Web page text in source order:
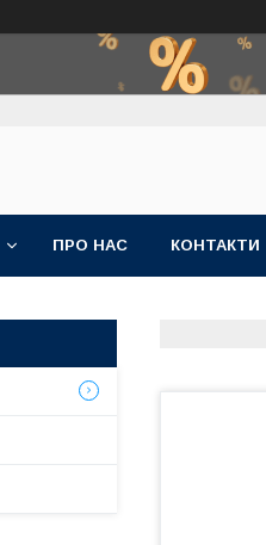
ПРО НАС КОНТАКТИ